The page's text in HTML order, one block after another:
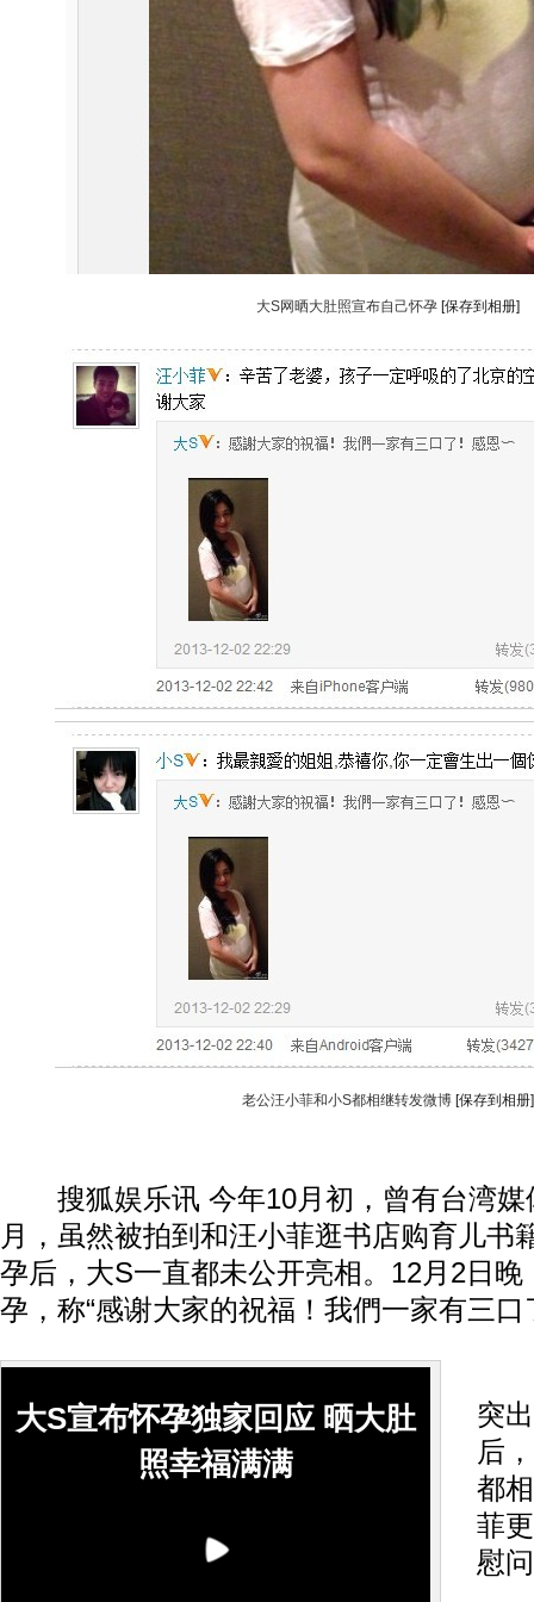
大S网晒大肚照宣布自己怀孕 [保存到相册]
老公汪小菲和小S都相继转发微博 [保存到相册]
搜狐娱乐讯 今年10月初，曾有台湾媒
月，虽然被拍到和汪小菲逛书店购育儿书
孕后，大S一直都未公开亮相。12月2日
孕，称“感谢大家的祝福！我們一家有三口
大S宣布怀孕独家回应 晒大肚
照幸福满满
突
后
都
菲
慰